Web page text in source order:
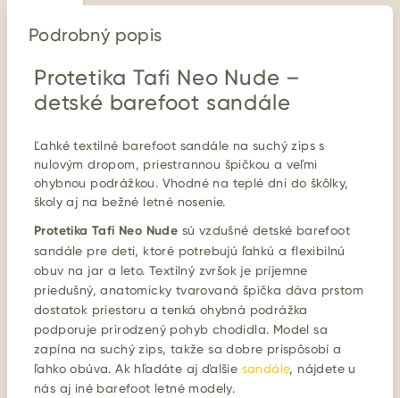
Podrobný popis
Protetika Tafi Neo Nude –
detské barefoot sandále
Ľahké textilné barefoot sandále na suchý zips s
nulovým dropom, priestrannou špičkou a veľmi
ohybnou podrážkou. Vhodné na teplé dni do škôlky,
školy aj na bežné letné nosenie.
Protetika Tafi Neo Nude sú vzdušné detské barefoot
sandále pre deti, ktoré potrebujú ľahkú a flexibilnú
obuv na jar a leto. Textilný zvršok je príjemne
priedušný, anatomicky tvarovaná špička dáva prstom
dostatok priestoru a tenká ohybná podrážka
podporuje prirodzený pohyb chodidla. Model sa
zapína na suchý zips, takže sa dobre prispôsobí a
ľahko obúva. Ak hľadáte aj ďalšie sandále, nájdete u
nás aj iné barefoot letné modely.